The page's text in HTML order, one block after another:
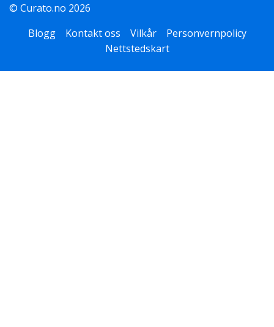
© Curato.no 2026
Blogg
Kontakt oss Vilkår
Personvernpolicy
Nettstedskart